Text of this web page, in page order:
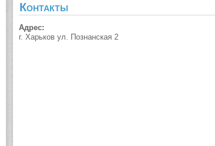
Контакты
Адрес:
г. Харьков ул. Познанская 2